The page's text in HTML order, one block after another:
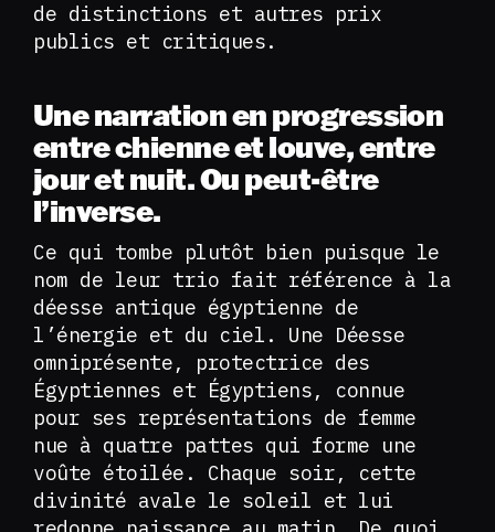
de distinctions et autres prix
publics et critiques.
Une narration en progression
entre chienne et louve, entre
jour et nuit. Ou peut-être
l’inverse.
Ce qui tombe plutôt bien puisque le
nom de leur trio fait référence à la
déesse antique égyptienne de
l’énergie et du ciel. Une Déesse
omniprésente, protectrice des
Égyptiennes et Égyptiens, connue
pour ses représentations de femme
nue à quatre pattes qui forme une
voûte étoilée. Chaque soir, cette
divinité avale le soleil et lui